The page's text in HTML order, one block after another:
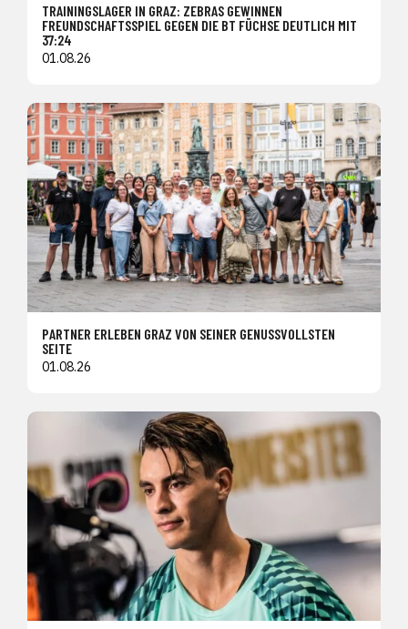
TRAININGSLAGER IN GRAZ: ZEBRAS GEWINNEN
FREUNDSCHAFTSSPIEL GEGEN DIE BT FÜCHSE DEUTLICH MIT
37:24
01.08.26
PARTNER ERLEBEN GRAZ VON SEINER GENUSSVOLLSTEN
SEITE
01.08.26